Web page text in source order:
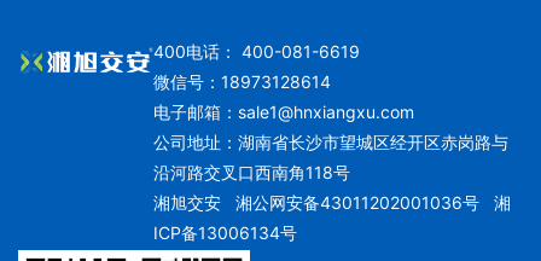
400电话： 400-081-6619
微信号：18973128614
电子邮箱： sale1@hnxiangxu.com
公司地址：湖南省长沙市望城区经开区赤岗路与
沿河路交叉口西南角118号
湘旭交安湘公网安备43011202001036号
湘
ICP备13006134号